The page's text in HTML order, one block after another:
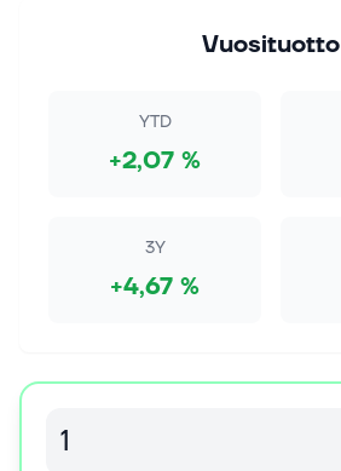
Vuosituotto
YTD
+2,07 %
3Y
+4,67 %